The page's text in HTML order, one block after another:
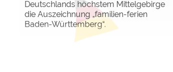
Deutschlands höchstem Mittelgebirge
die Auszeichnung „familien-ferien
Baden-Württemberg“.